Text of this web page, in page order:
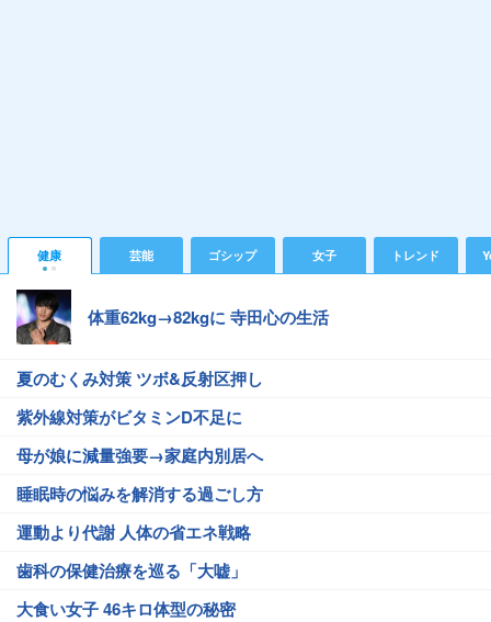
健康 芸能 ゴシップ 女子 トレンド
体重62kg→82kgに 寺田心の生活
夏のむくみ対策 ツボ&反射区押し
紫外線対策がビタミンD不足に
母が娘に減量強要→家庭内別居へ
睡眠時の悩みを解消する過ごし方
運動より代謝 人体の省エネ戦略
歯科の保健治療を巡る「大嘘」
大食い女子 46キロ体型の秘密